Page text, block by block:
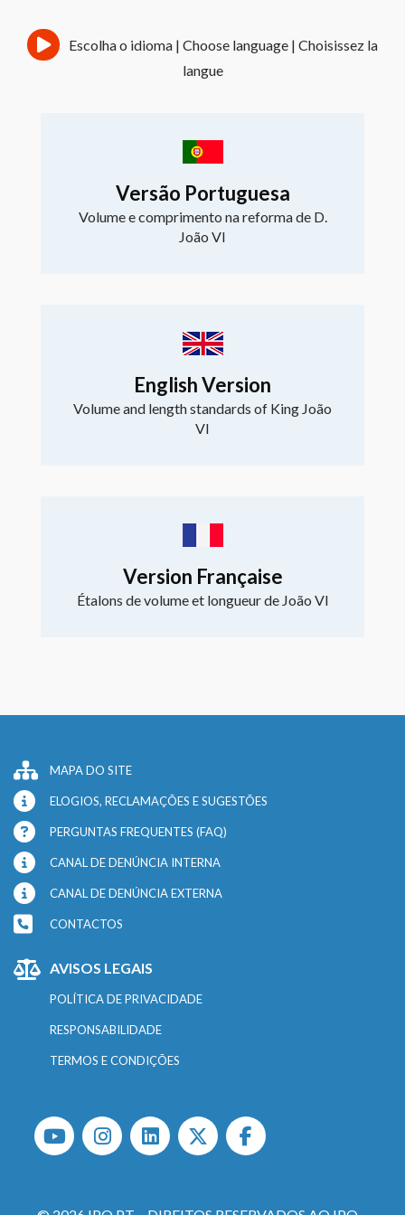
content
Escolha o idioma | Choose language | Choisissez la
langue
Versão Portuguesa
Volume e comprimento na reforma de D.
João VI
English Version
Volume and length standards of King João
VI
Version Française
Étalons de volume et longueur de João VI
MAPA DO SITE
ELOGIOS, RECLAMAÇÕES E SUGESTÕES
PERGUNTAS FREQUENTES (FAQ)
CANAL DE DENÚNCIA INTERNA
CANAL DE DENÚNCIA EXTERNA
CONTACTOS
AVISOS LEGAIS
POLÍTICA DE PRIVACIDADE
RESPONSABILIDADE
TERMOS E CONDIÇÕES